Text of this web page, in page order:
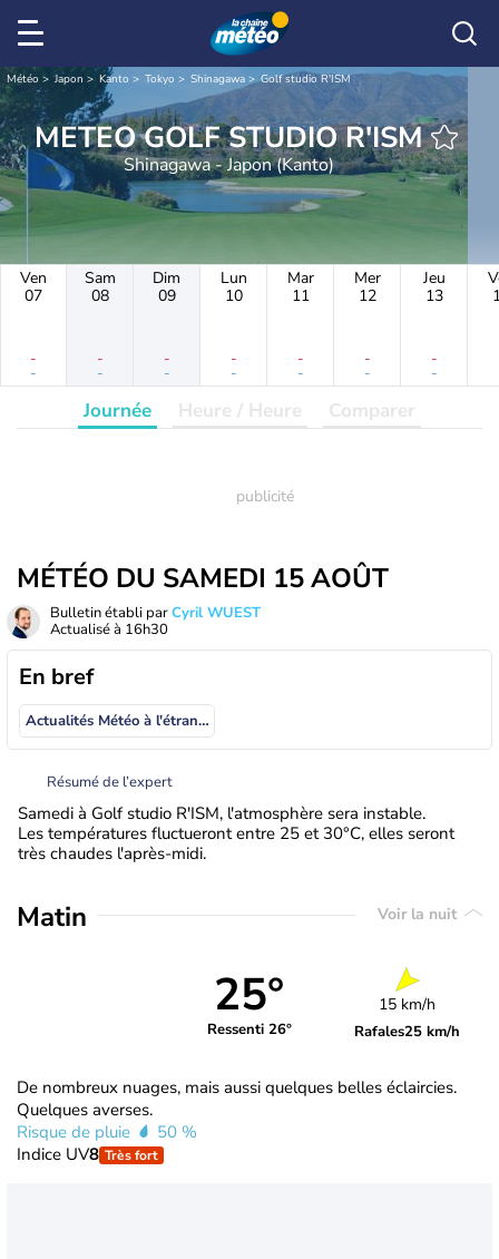
Météo Japon Kanto Tokyo Shinagawa Golf studio R'ISM
METEO GOLF STUDIO R'ISM
Shinagawa - Japon (Kanto)
Ven
07
-
-
Sam
08
-
-
Dim
09
-
-
Lun
10
-
-
Mar
11
-
-
Mer
12
-
-
Jeu
13
-
-
Journée Heure / Heure Comparer
MÉTÉO DU SAMEDI 15 AOÛT
Bulletin établi parCyril WUEST
Actualisé à 16h30
En bref
Actualités Météo à l'étranger
Résumé de l’expert
Samedi à Golf studio R'ISM, l'atmosphère sera instable.
Les températures fluctueront entre 25 et 30°C, elles seront
très chaudes l'après-midi.
Matin Voir la nuit
25°
Ressenti 26°
15 km/h
Rafales25 km/h
De nombreux nuages, mais aussi quelques belles éclaircies.
Quelques averses.
Risque de pluie
50 %
Indice UV8 Très fort